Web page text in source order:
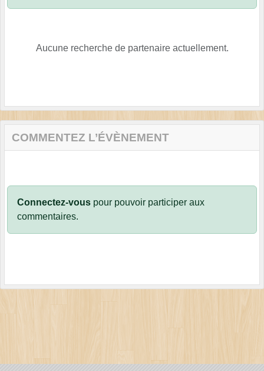
Aucune recherche de partenaire actuellement.
COMMENTEZ L’ÉVÈNEMENT
Connectez-vous pour pouvoir participer aux
commentaires.